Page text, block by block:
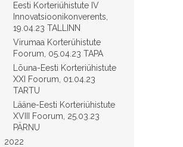
Eesti Korteriühistute IV
Innovatsioonikonverents,
19.04.23 TALLINN
Virumaa Korterühistute
Foorum, 05.04.23 TAPA
Lõuna-Eesti Korteriühistute
XXI Foorum, 01.04.23
TARTU
Lääne-Eesti Korteriühistute
XVIII Foorum, 25.03.23
PÄRNU
2022